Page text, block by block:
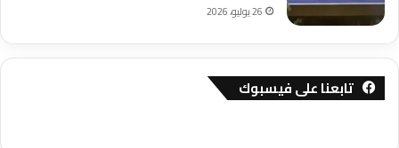
26 يوليو، 2026
تابعنا على فيسبوك